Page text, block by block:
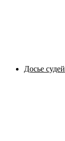
Досье судей